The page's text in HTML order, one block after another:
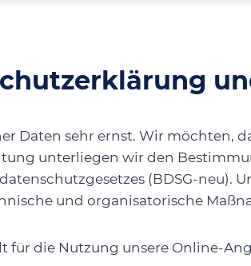
Daten sehr ernst. Wir möchten,
unterliegen wir den
(BDSG-neu).
und organisatorische
für die Nutzung unsere Online-